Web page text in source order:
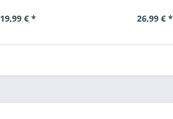
19,99 € *
26,99 € *